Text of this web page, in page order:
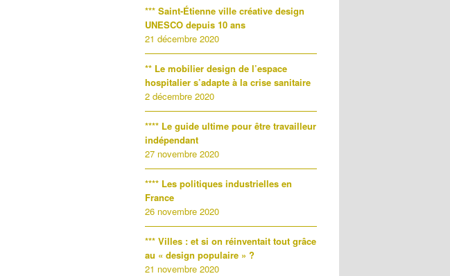
*** Saint-Étienne ville créative design
UNESCO depuis 10 ans
21 décembre 2020
** Le mobilier design de l’espace
hospitalier s’adapte à la crise sanitaire
2 décembre 2020
**** Le guide ultime pour être travailleur
indépendant
27 novembre 2020
**** Les politiques industrielles en
France
26 novembre 2020
*** Villes : et si on réinventait tout grâce
au « design populaire » ?
21 novembre 2020